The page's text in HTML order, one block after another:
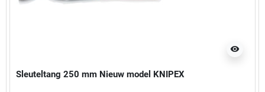
visibility
Sleuteltang 250 mm Nieuw model KNIPEX